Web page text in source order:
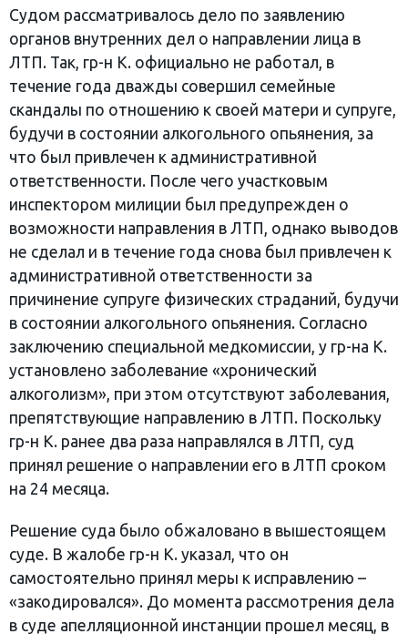
Судом рассматривалось дело по заявлению
органов внутренних дел о направлении лица в
ЛТП. Так, гр-н К. официально не работал, в
течение года дважды совершил семейные
скандалы по отношению к своей матери и супруге,
будучи в состоянии алкогольного опьянения, за
что был привлечен к административной
ответственности. После чего участковым
инспектором милиции был предупрежден о
возможности направления в ЛТП, однако выводов
не сделал и в течение года снова был привлечен к
административной ответственности за
причинение супруге физических страданий, будучи
в состоянии алкогольного опьянения. Согласно
заключению специальной медкомиссии, у гр-на К.
установлено заболевание «хронический
алкоголизм», при этом отсутствуют заболевания,
препятствующие направлению в ЛТП. Поскольку
гр-н К. ранее два раза направлялся в ЛТП, суд
принял решение о направлении его в ЛТП сроком
на 24 месяца.
Решение суда было обжаловано в вышестоящем
суде. В жалобе гр-н К. указал, что он
самостоятельно принял меры к исправлению –
«закодировался». До момента рассмотрения дела
в суде апелляционной инстанции прошел месяц, в